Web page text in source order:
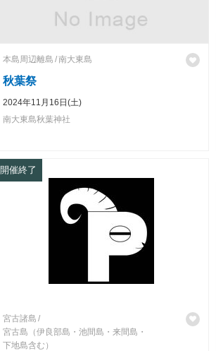
本島周辺離島 南大東島
秋葉祭
2024年11月16日(土)
南大東島秋葉神社
開催終了
宮古諸島
宮古島（伊良部島・池間島・来間島・
下地島含む）